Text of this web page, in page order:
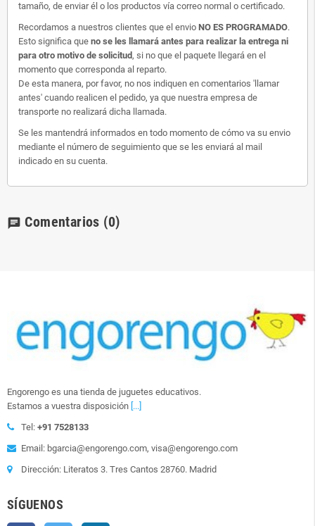
tamaño, de enviar él o los productos vía correo normal o certificado.
Recordamos a nuestros clientes que el envio NO ES PROGRAMADO.
Esto significa que no se les llamará antes para realizar la entrega ni
para otro motivo de solicitud, si no que el paquete llegará en el
momento que corresponda al reparto.
De esta manera, por favor, no nos indiquen en comentarios 'llamar
antes' cuando realicen el pedido, ya que nuestra empresa de
transporte no realizará dicha llamada.
Se les mantendrá informados en todo momento de cómo va su envio
mediante el número de seguimiento que se les enviará al mail
indicado en su cuenta.
chat Comentarios (0)
Engorengo es una tienda de juguetes educativos.
Estamos a vuestra disposición [...]
Tel: +91 7528133
Email: bgarcia@engorengo.com, visa@engorengo.com
Dirección: Literatos 3. Tres Cantos 28760. Madrid
SÍGUENOS